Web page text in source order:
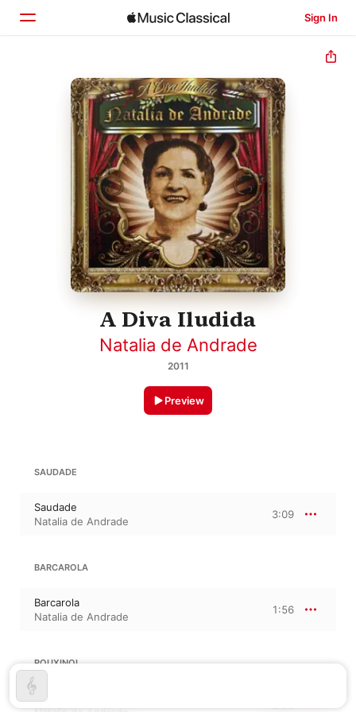
Sign In
Home
Browse
Search
A Diva Iludida
Natalia de Andrade
2011
Preview
SAUDADE
Saudade
Natalia de Andrade
3:09
BARCAROLA
Barcarola
Natalia de Andrade
1:56
ROUXINOL
Rouxinol
2:35